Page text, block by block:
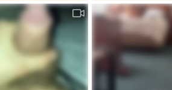
Mar 15, 2024
marito cuckold filma
admin
Mar 12,